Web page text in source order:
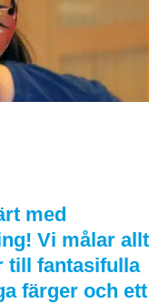
med
Vi målar allt
till fantasifulla
färger och ett